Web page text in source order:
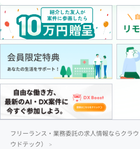
フリーランス・業務委託の求人情報ならクラ
ウドテック）